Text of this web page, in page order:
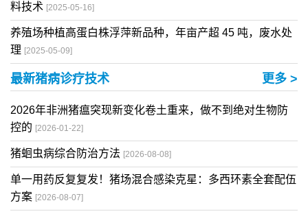
料技术 [2025-05-16]
养殖场种植高蛋白株浮萍新品种，年亩产超 45 吨，废水处
理 [2025-05-09]
最新猪病诊疗技术 更多 >
2026年非洲猪瘟突现新变化卷土重来，做不到绝对生物防
控的 [2026-01-22]
猪蛔虫病综合防治方法 [2026-08-08]
单一用药反复复发！猪场混合感染克星：多西环素全套配伍
方案 [2026-08-07]